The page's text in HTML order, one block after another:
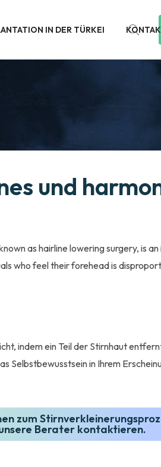
IN DER TÜRKEI
und
as hairline lowering surgery, is
who feel their forehead is
indem ein Teil der Stirnhaut
Selbstbewusstsein in Ihrem
zum
Berater kontaktieren.